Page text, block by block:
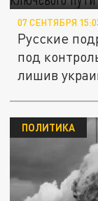
07 СЕНТЯБРЯ
Русские
под
лишив
ПОЛИТИКА